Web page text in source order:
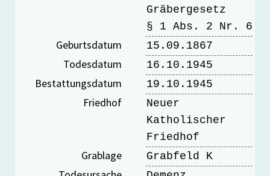
Gräbergesetz
§ 1 Abs. 2 Nr. 6
Geburtsdatum 15.09.1867
Todesdatum 16.10.1945
Bestattungsdatum 19.10.1945
Friedhof
Neuer
Katholischer
Friedhof
Grablage Grabfeld K